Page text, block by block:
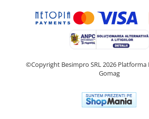
Leagane / Balansoare / Sezlonguri
Masute de joaca copii
©Copyright Besimpro SRL 2026 Platforma
Gomag